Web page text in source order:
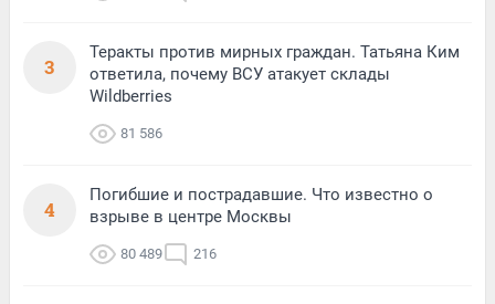
3
Теракты против мирных граждан. Татьяна Ким
ответила, почему ВСУ атакует склады
Wildberries
81 586
4
Погибшие и пострадавшие. Что известно о
взрыве в центре Москвы
80 489 216